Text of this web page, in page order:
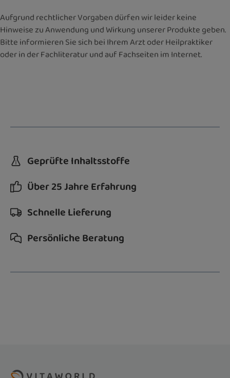
Aufgrund rechtlicher Vorgaben dürfen wir leider keine
Hinweise zu Anwendung und Wirkung unserer Produkte geben.
Bitte informieren Sie sich bei Ihrem Arzt oder Heilpraktiker
oder in der Fachliteratur und auf Fachseiten im Internet.
Geprüfte Inhaltsstoffe
Über 25 Jahre Erfahrung
Schnelle Lieferung
Persönliche Beratung